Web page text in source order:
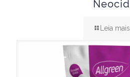
Neocid
Leia mais